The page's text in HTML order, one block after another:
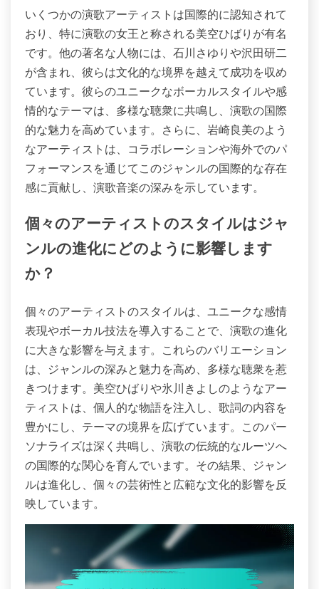
いくつかの演歌アーティストは国際的に認知されて
おり、特に演歌の女王と称される美空ひばりが有名
です。他の著名な人物には、石川さゆりや沢田研二
が含まれ、彼らは文化的な境界を越えて成功を収め
ています。彼らのユニークなボーカルスタイルや感
情的なテーマは、多様な聴衆に共鳴し、演歌の国際
的な魅力を高めています。さらに、岩崎良美のよう
なアーティストは、コラボレーションや海外でのパ
フォーマンスを通じてこのジャンルの国際的な存在
感に貢献し、演歌音楽の深みを示しています。
個々のアーティストのスタイルはジャ
ンルの進化にどのように影響します
か？
個々のアーティストのスタイルは、ユニークな感情
表現やボーカル技法を導入することで、演歌の進化
に大きな影響を与えます。これらのバリエーション
は、ジャンルの深みと魅力を高め、多様な聴衆を惹
きつけます。美空ひばりや氷川きよしのようなアー
ティストは、個人的な物語を注入し、歌詞の内容を
豊かにし、テーマの境界を広げています。このパー
ソナライズは深く共鳴し、演歌の伝統的なルーツへ
の国際的な関心を育んでいます。その結果、ジャン
ルは進化し、個々の芸術性と広範な文化的影響を反
映しています。